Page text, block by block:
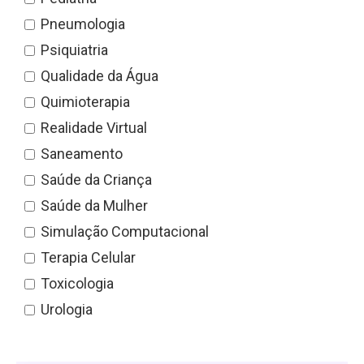
Pneumologia
Psiquiatria
Qualidade da Água
Quimioterapia
Realidade Virtual
Saneamento
Saúde da Criança
Saúde da Mulher
Simulação Computacional
Terapia Celular
Toxicologia
Urologia